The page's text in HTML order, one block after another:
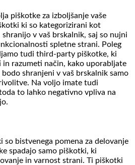
piškotke za izboljšanje vaše
ki so kategorizirani kot
v vaš brskalnik, saj so nujni
spletne strani. Poleg
tudi third-party piškotke, ki
in razumeti način, kako uporabljate
shranjeni v vaš brskalnik samo
Na voljo imate tudi
to lahko negativno vpliva na
so bistvenega pomena za delovanje
spadajo samo piškotki, ki
in varnost strani. Ti piškotki